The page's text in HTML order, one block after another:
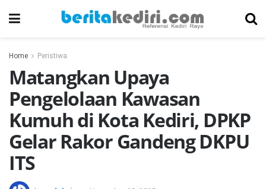
Home Peristiwa
Matangkan Upaya
Pengelolaan Kawasan
Kumuh di Kota Kediri, DPKP
Gelar Rakor Gandeng DKPU
ITS